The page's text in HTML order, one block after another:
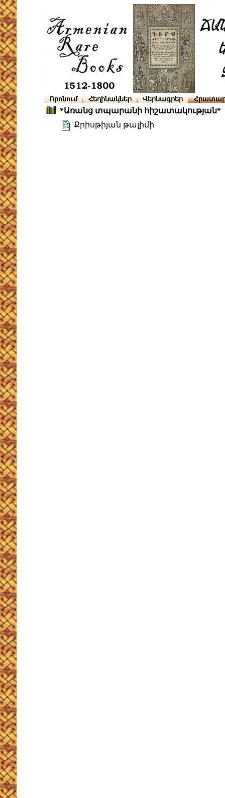
Որոնում Հեղինակներ Վերնագրեր
*Առանց տպարանի հիշատակության*
Քրիսթիյան թալիմի